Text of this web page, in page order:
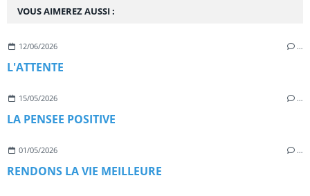
VOUS AIMEREZ AUSSI :
12/06/2026 …
L'ATTENTE
15/05/2026 …
LA PENSEE POSITIVE
01/05/2026 …
RENDONS LA VIE MEILLEURE